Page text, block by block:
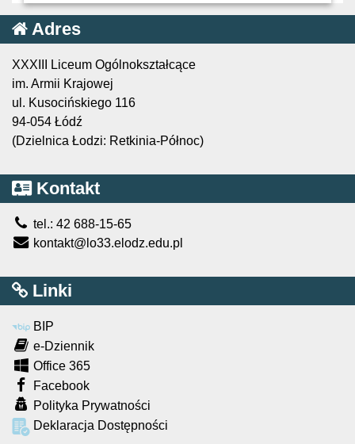
Adres
XXXIII Liceum Ogólnokształcące
im. Armii Krajowej
ul. Kusocińskiego 116
94-054 Łódź
(Dzielnica Łodzi: Retkinia-Północ)
Kontakt
tel.: 42 688-15-65
kontakt@lo33.elodz.edu.pl
Linki
BIP
e-Dziennik
Office 365
Facebook
Polityka Prywatności
Deklaracja Dostępności